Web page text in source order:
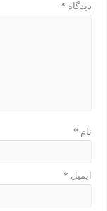
دیدگاه *
نام *
ایمیل *